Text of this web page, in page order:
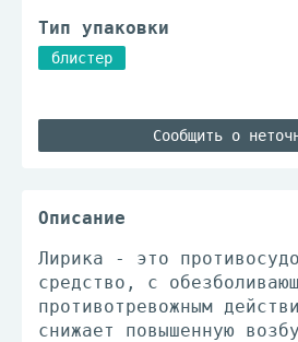
Тип упаковки
блистер
Сообщить о
Описание
Лирика - это
средство, с
противотревожным
снижает повышенную